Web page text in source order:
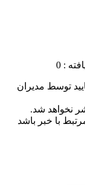
: 0
توسط مدیران
نخواهد شد.
با خبر باشد